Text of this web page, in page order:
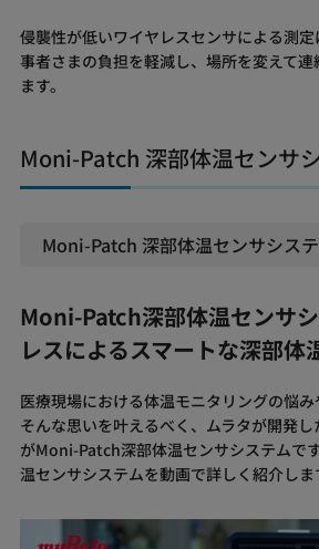
侵襲性が低いワイヤレスセンサによる測
事者さまの負担を軽減し、場所を変えて
ます。
Moni-Patch 深部体温センサ
Moni-Patch 深部体温センサシス
Moni-Patch深部体温センサ
レスによるスマートな深部体
医療現場における体温モニタリングの悩み
そんな思いを叶えるべく、ムラタが開発
がMoni-Patch深部体温センサシステムで
温センサシステムを動画で詳しく紹介しま